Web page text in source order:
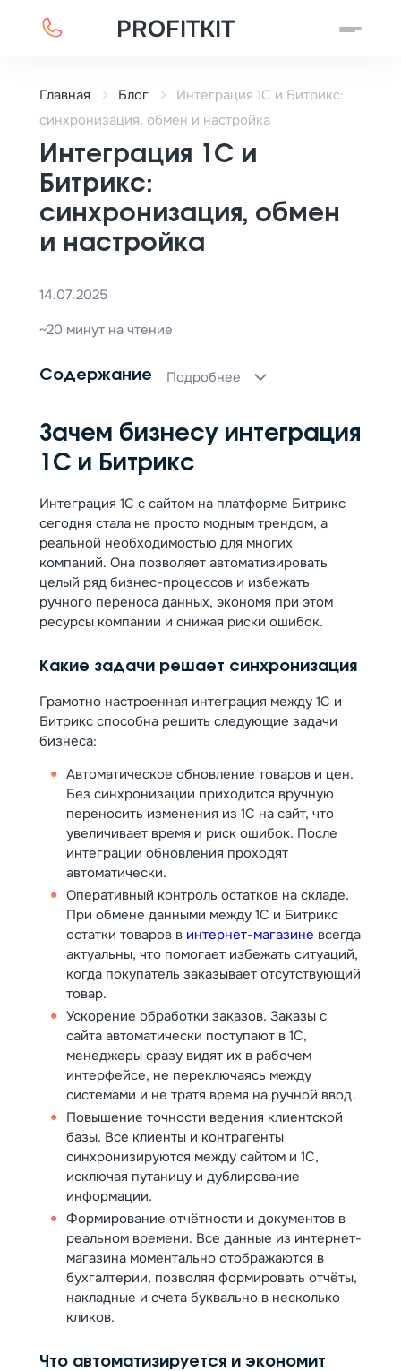
PROFITKIT
Главная Блог
Интеграция 1С и Битрикс:
синхронизация, обмен и настройка
Интеграция 1С и
Битрикс:
синхронизация, обмен
и настройка
14.07.2025
~20 минут на чтение
Содержание Подробнее
Зачем бизнесу интеграция
1С и Битрикс
Интеграция 1С с сайтом на платформе Битрикс
сегодня стала не просто модным трендом, а
реальной необходимостью для многих
компаний. Она позволяет автоматизировать
целый ряд бизнес-процессов и избежать
ручного переноса данных, экономя при этом
ресурсы компании и снижая риски ошибок.
Какие задачи решает синхронизация
Грамотно настроенная интеграция между 1С и
Битрикс способна решить следующие задачи
бизнеса:
Автоматическое обновление товаров и цен.
Без синхронизации приходится вручную
переносить изменения из 1С на сайт, что
увеличивает время и риск ошибок. После
интеграции обновления проходят
автоматически.
Оперативный контроль остатков на складе.
При обмене данными между 1С и Битрикс
остатки товаров в интернет-магазине всегда
актуальны, что помогает избежать ситуаций,
когда покупатель заказывает отсутствующий
товар.
Ускорение обработки заказов. Заказы с
сайта автоматически поступают в 1С,
менеджеры сразу видят их в рабочем
интерфейсе, не переключаясь между
системами и не тратя время на ручной ввод.
Повышение точности ведения клиентской
базы. Все клиенты и контрагенты
синхронизируются между сайтом и 1С,
исключая путаницу и дублирование
информации.
Формирование отчётности и документов в
реальном времени. Все данные из интернет-
магазина моментально отображаются в
бухгалтерии, позволяя формировать отчёты,
накладные и счета буквально в несколько
кликов.
Что автоматизируется и экономит